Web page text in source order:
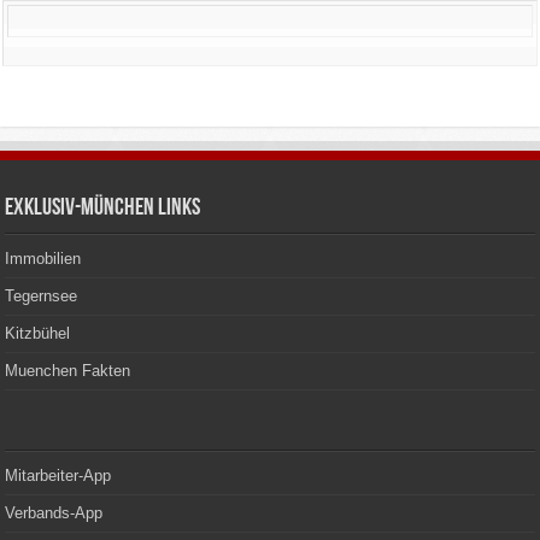
Exklusiv-München Links
Immobilien
Tegernsee
Kitzbühel
Muenchen Fakten
Mitarbeiter-App
Verbands-App